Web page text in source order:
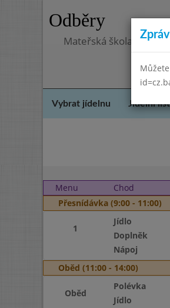
Odběry
Mateřská škola, Praha
Vybrat jídelnu Jídelní
Menu
Chod
Přesnídávka (9:00 - 11:00)
1
Jídlo
Doplněk
Nápoj
Oběd (11:00 - 14:00)
Oběd
Polévka
Jídlo